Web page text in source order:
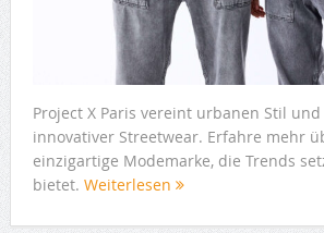
Project X Paris vereint urbanen Stil
innovativer Streetwear. Erfahre mehr
einzigartige Modemarke, die Trends
bietet. Weiterlesen